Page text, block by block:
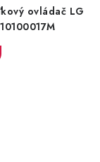
ovládač LG